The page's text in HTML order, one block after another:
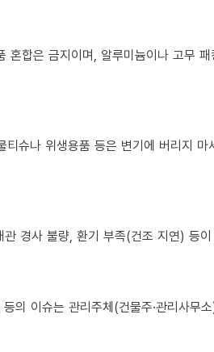
합은 금지이며, 알루미늄이나 고무
슈나 위생용품 등은 변기에 버리지
경사 불량, 환기 부족(건조 지연) 등
의 이슈는 관리주체(건물주·관리사무